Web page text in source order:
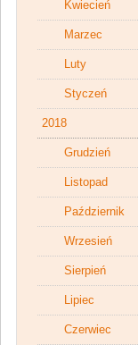
Kwiecień
Marzec
Luty
Styczeń
2018
Grudzień
Listopad
Październik
Wrzesień
Sierpień
Lipiec
Czerwiec